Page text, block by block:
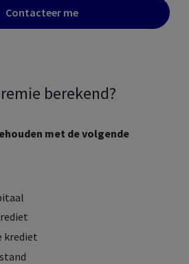
Contacteer me
berekend?
met de volgende
krediet